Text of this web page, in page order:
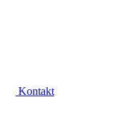
Kontakt